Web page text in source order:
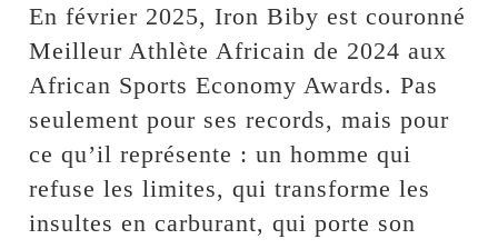
En février 2025, Iron Biby est couronné
Meilleur Athlète Africain de 2024 aux
African Sports Economy Awards. Pas
seulement pour ses records, mais pour
ce qu’il représente : un homme qui
refuse les limites, qui transforme les
insultes en carburant, qui porte son